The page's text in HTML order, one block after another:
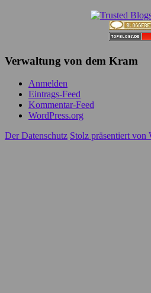
Verwaltung von dem Kram
Anmelden
Eintrags-Feed
Kommentar-Feed
WordPress.org
Der Datenschutz Stolz präsentiert von